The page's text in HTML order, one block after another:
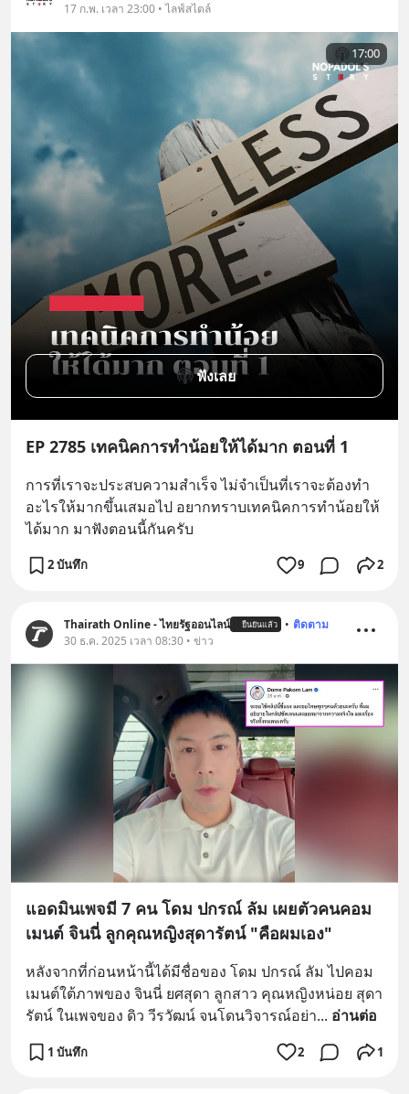
17 ก.พ. เวลา 23:00 • ไลฟ์สไตล์
17:00
ฟังเลย
EP 2785 เทคนิคการทำน้อยให้ได้มาก ตอนที่ 1
การที่เราจะประสบความสำเร็จ ไม่จำเป็นที่เราจะต้องทำ
อะไรให้มากขึ้นเสมอไป อยากทราบเทคนิคการทำน้อยให้
ได้มาก มาฟังตอนนี้กันครับ
2 บันทึก 9 2
Thairath Online - ไทยรัฐออนไลน์ ยืนยันแล้ว • ติดตาม
30 ธ.ค. 2025 เวลา 08:30 • ข่าว
แอดมินเพจมี 7 คน โดม ปกรณ์ ลัม เผยตัวคนคอม
เมนต์ จินนี่ ลูกคุณหญิงสุดารัตน์ "คือผมเอง"
หลังจากที่ก่อนหน้านี้ได้มีชื่อของ โดม ปกรณ์ ลัม ไปคอม
เมนต์ใต้ภาพของ จินนี่ ยศสุดา ลูกสาว คุณหญิงหน่อย สุดา
รัตน์ ในเพจของ ดิว วีรวัฒน์ จนโดนวิจารณ์อย่า... อ่านต่อ
1 บันทึก 2 1